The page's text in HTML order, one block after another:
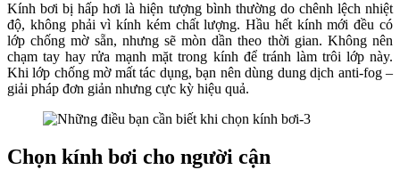
Kính bơi bị hấp hơi là hiện tượng bình thường do chênh lệch nhiệt
độ, không phải vì kính kém chất lượng. Hầu hết kính mới đều có
lớp chống mờ sẵn, nhưng sẽ mòn dần theo thời gian. Không nên
chạm tay hay rửa mạnh mặt trong kính để tránh làm trôi lớp này.
Khi lớp chống mờ mất tác dụng, bạn nên dùng dung dịch anti-fog –
giải pháp đơn giản nhưng cực kỳ hiệu quả.
Chọn kính bơi cho người cận